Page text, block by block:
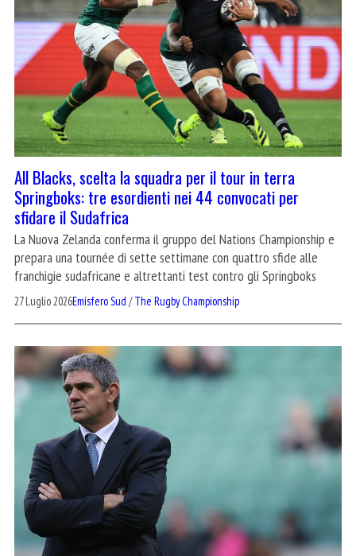
All Blacks, scelta la squadra per il tour in terra
Springboks: tre esordienti nei 44 convocati per
sfidare il Sudafrica
La Nuova Zelanda conferma il gruppo del Nations Championship e
prepara una tournée di sette settimane con quattro sfide alle
franchigie sudafricane e altrettanti test contro gli Springboks
27 Luglio 2026Emisfero Sud /The Rugby Championship